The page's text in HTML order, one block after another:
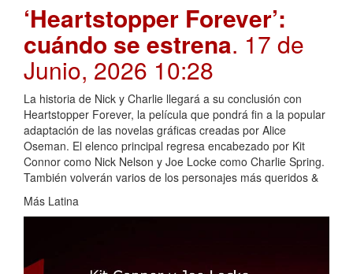
‘Heartstopper Forever’:
cuándo se estrena. 17 de
Junio, 2026 10:28
La historia de Nick y Charlie llegará a su conclusión con
Heartstopper Forever, la película que pondrá fin a la popular
adaptación de las novelas gráficas creadas por Alice
Oseman. El elenco principal regresa encabezado por Kit
Connor como Nick Nelson y Joe Locke como Charlie Spring.
También volverán varios de los personajes más queridos &
Más Latina